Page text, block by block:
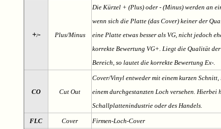
+/- Plus/Minus
Die Kürzel + (Plus) oder - (Minus) werden an
wenn sich die Platte (das Cover) keiner der
eine Platte etwas besser als VG, nicht jedoch
korrekte Bewertung VG+. Liegt die Qualität
Bereich, so lautet die korrekte Bewertung Ex-.
CO Cut Out
Cover/Vinyl entweder mit einem kurzen
einem durchgestanzten Loch versehen. Hierbei
Schallplattenindustrie oder des Handels.
FLC Cover Firmen-Loch-Cover